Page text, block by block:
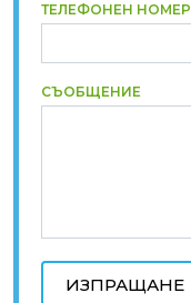
ТЕЛЕФОНЕН НОМЕР
СЪОБЩЕНИЕ